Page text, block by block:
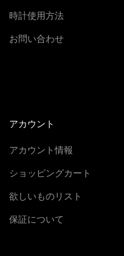
時計使用方法
お問い合わせ
アカウント
アカウント情報
ショッピングカート
欲しいものリスト
保証について